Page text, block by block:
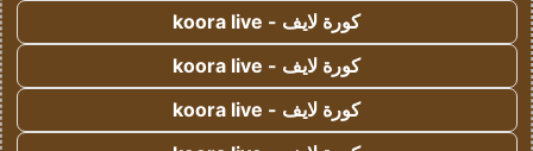
كورة لايف - koora live
كورة لايف - koora live
كورة لايف - koora live